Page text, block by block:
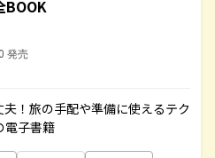
BOOK
発売
！旅の手配や準備に使えるテク
電子書籍